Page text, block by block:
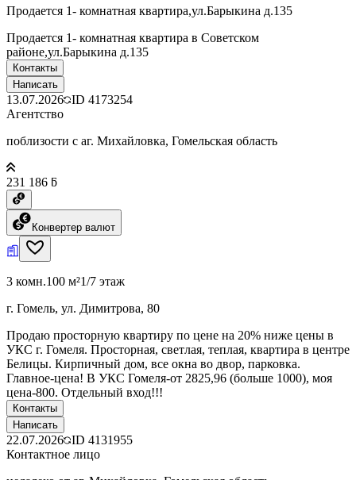
Продается 1- комнатная квартира,ул.Барыкина д.135
Продается 1- комнатная квартира в Советском
районе,ул.Барыкина д.135
Контакты
Написать
13.07.2026 ID 4173254
Агентство
поблизости с аг. Михайловка, Гомельская область
231 186 ƃ
Конвертер валют
3 комн.100 м²1/7 этаж
г. Гомель, ул. Димитрова, 80
Продаю просторную квартиру по цене на 20% ниже цены в
УКС г. Гомеля. Просторная, светлая, теплая, квартира в центре
Белицы. Кирпичный дом, все окна во двор, парковка.
Главное-цена! В УКС Гомеля-от 2825,96 (больше 1000), моя
цена-800. Отдельный вход!!!
Контакты
Написать
22.07.2026 ID 4131955
Контактное лицо